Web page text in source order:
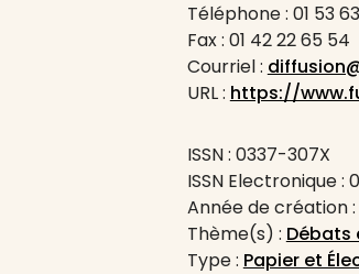
Téléphone : 01 53
Fax : 01 42 22 65 54
Courriel :
URL : https://
ISSN : 0337-307X
ISSN Electronique :
Année de création :
Thème(s) : Débats
Type : Papier et